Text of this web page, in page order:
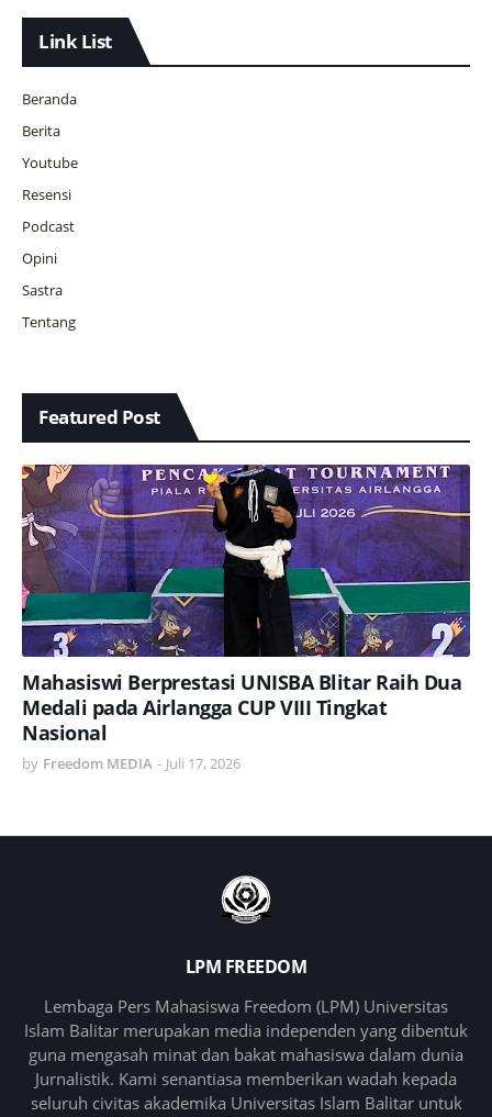
Link List
Beranda
Berita
Youtube
Resensi
Podcast
Opini
Sastra
Tentang
Featured Post
Mahasiswi Berprestasi UNISBA Blitar Raih Dua
Medali pada Airlangga CUP VIII Tingkat
Nasional
by Freedom MEDIA - Juli 17, 2026
LPM FREEDOM
Lembaga Pers Mahasiswa Freedom (LPM) Universitas
Islam Balitar merupakan media independen yang dibentuk
guna mengasah minat dan bakat mahasiswa dalam dunia
Jurnalistik. Kami senantiasa memberikan wadah kepada
seluruh civitas akademika Universitas Islam Balitar untuk